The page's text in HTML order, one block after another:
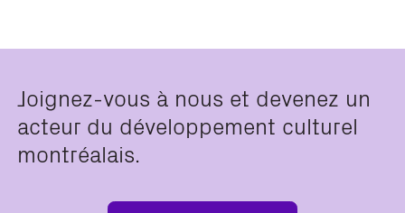
Joignez-vous à nous et devenez un
acteur du développement culturel
montréalais.